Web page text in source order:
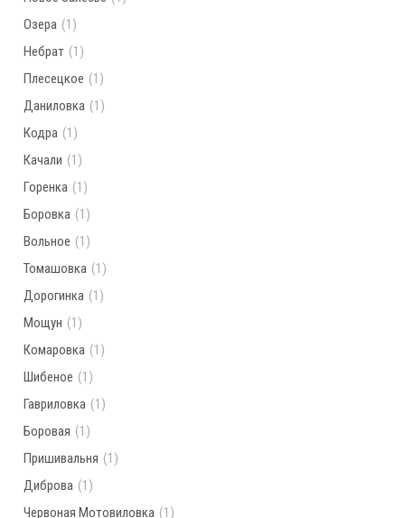
Озера (1)
Небрат (1)
Плесецкое (1)
Даниловка (1)
Кодра (1)
Качали (1)
Горенка (1)
Боровка (1)
Вольное (1)
Томашовка (1)
Дорогинка (1)
Мощун (1)
Комаровка (1)
Шибеное (1)
Гавриловка (1)
Боровая (1)
Пришивальня (1)
Диброва (1)
Червоная Мотовиловка (1)